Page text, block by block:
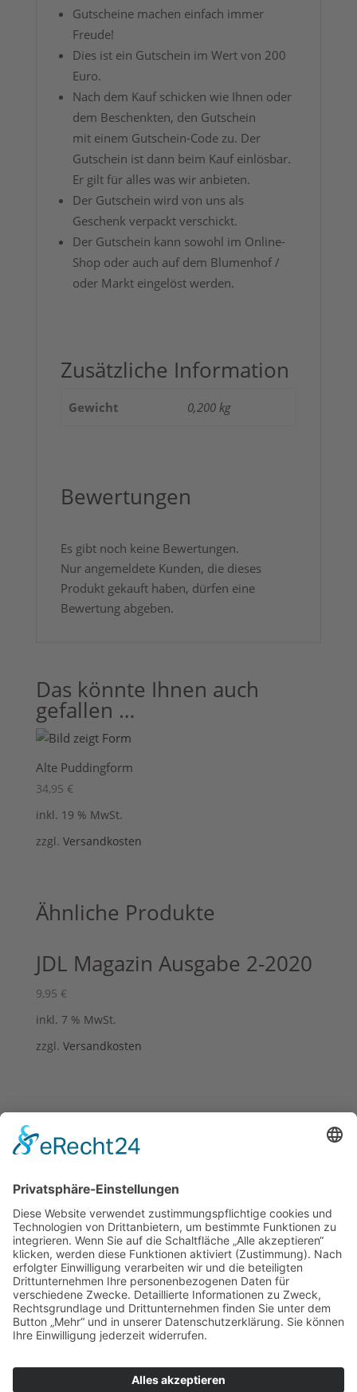
Gutscheine machen einfach immer
Freude!
Dies ist ein Gutschein im Wert von 200
Euro.
Nach dem Kauf schicken wie Ihnen oder
dem Beschenkten, den Gutschein
mit einem Gutschein-Code zu. Der
Gutschein ist dann beim Kauf einlösbar.
Er gilt für alles was wir anbieten.
Der Gutschein wird von uns als
Geschenk verpackt verschickt.
Der Gutschein kann sowohl im Online-
Shop oder auch auf dem Blumenhof /
oder Markt eingelöst werden.
Zusätzliche Information
Gewicht 0,200 kg
Bewertungen
Es gibt noch keine Bewertungen.
Nur angemeldete Kunden, die dieses
Produkt gekauft haben, dürfen eine
Bewertung abgeben.
Das könnte Ihnen auch
gefallen …
Alte Puddingform
34,95 €
inkl. 19 % MwSt.
zzgl. Versandkosten
Ähnliche Produkte
JDL Magazin Ausgabe 2-2020
9,95 €
inkl. 7 % MwSt.
zzgl. Versandkosten
Gutschein 100 Euro
100,00€
JDL Magazin Ausgabe Nr. 4-
2020
9,95€
Versandkosten